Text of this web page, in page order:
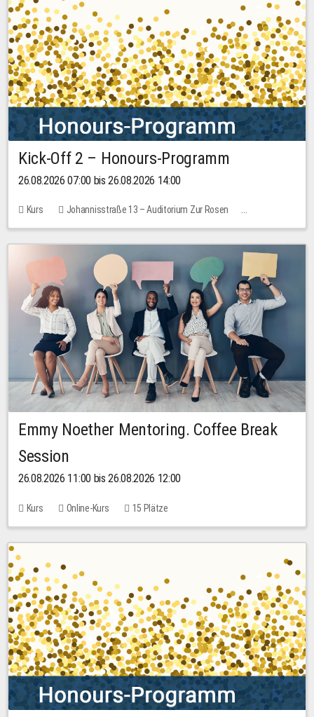
Kick-Off 2 – Honours-Programm
26.08.2026 07:00 bis 26.08.2026 14:00
Kurs
Johannisstraße 13 – Auditorium Zur Rosen
Keine freien Plätze
Emmy Noether Mentoring. Coffee Break
Session
26.08.2026 11:00 bis 26.08.2026 12:00
Kurs Online-Kurs 15 Plätze